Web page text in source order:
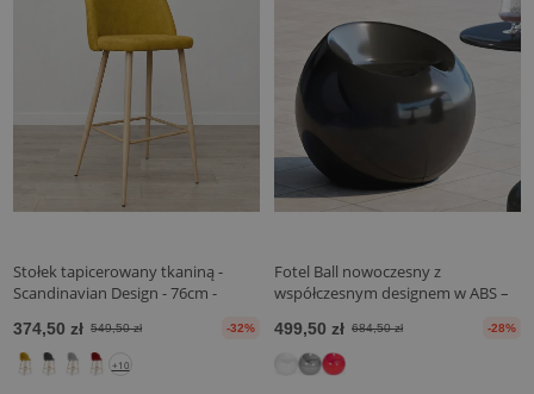
Stołek tapicerowany tkaniną -
Scandinavian Design - 76cm -
374,50 zł 549,50 zł -32%
+10
Fotel Ball nowoczesny z
współczesnym designem w ABS –
domu i biura – Okrąg
499,50 zł 684,50 zł -28%